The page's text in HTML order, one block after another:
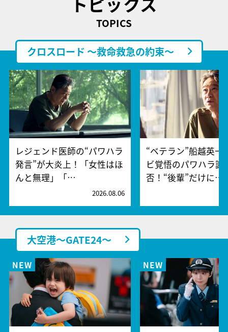
TOPICS
クロスロード ～救命救急の約束～
レジェンド医師の“パワハラ
発言”が大炎上！「女性はほ
んと無理」「…
2026.08.06
“ベテラン”船越英一
ビ覚悟のパワハラ謝
否！“後輩”だけに…
大空港～GATE24～